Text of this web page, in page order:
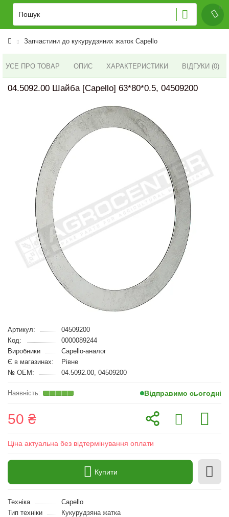
Запчастини до кукурудзяних жаток Capello
УСЕ ПРО ТОВАР ОПИС ХАРАКТЕРИСТИКИ ВІДГУКИ (0)
04.5092.00 Шайба [Capello] 63*80*0.5, 04509200
Артикул:
04509200
Код:
0000089244
Виробники
Capello-аналог
Є в магазинах:
Рівне
№ OEM:
04.5092.00, 04509200
Відправимо сьогодні
50 ₴
Ціна актуальна без відтермінування оплати
Купити
Техніка
Capello
Тип техніки
Кукурудзяна жатка